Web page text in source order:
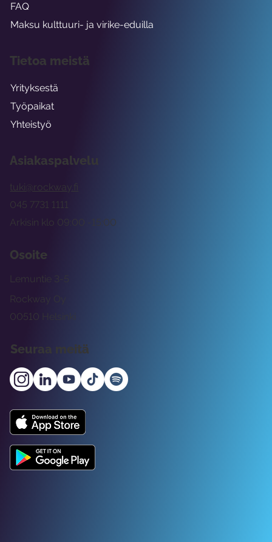
Asiakaspalvelu
tuki@rockway.fi
Arkisin klo 09:00 -15:00
045 7731 1111
Osoite
Rockway Oy
Lemuntie 3-5
00510 Helsinki
Seuraa meitä
FAQ
Maksu kulttuuri- ja virike-eduilla
Tietoa meistä
Yrityksestä
Työpaikat
Yhteistyö